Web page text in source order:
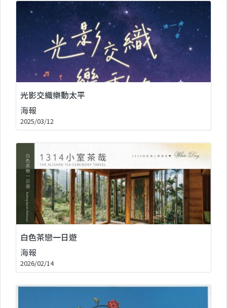
光影交織樂動太平
海報
2025/03/12
白色茶戀一日遊
海報
2026/02/14